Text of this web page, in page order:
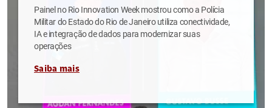
Painel no Rio Innovation Week mostrou como a Polícia
Militar do Estado do Rio de Janeiro utiliza conectividade,
IA e integração de dados para modernizar suas
operações
Saiba mais